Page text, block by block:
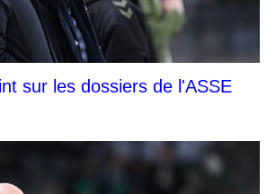
sur les dossiers de l'ASSE